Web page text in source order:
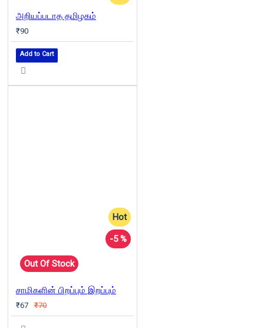
அறியப்படாத தமிழகம்
₹90
Add to Cart
Hot
-5 %
Out Of Stock
சாமிகளின் பிறப்பும் இறப்பும்
₹67 ₹70